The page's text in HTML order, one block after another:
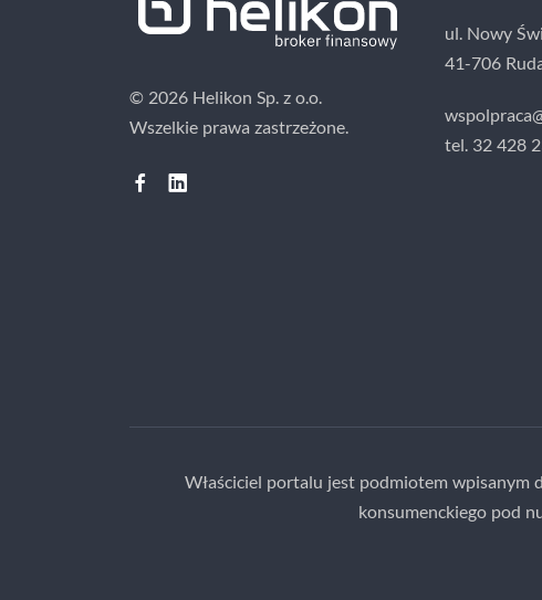
© 2026 Helikon Sp. z o.o.
Wszelkie prawa zastrzeżone.
ul. Nowy
41-706
tel. 32 428
Właściciel portalu jest podmiotem wpisanym
konsumenckiego pod